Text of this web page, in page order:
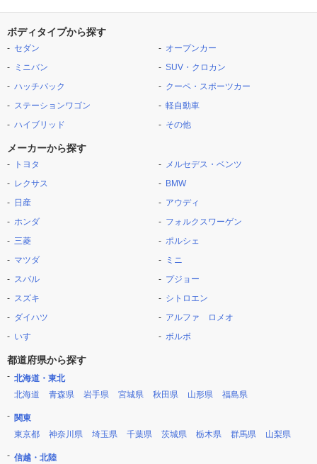
ボディタイプから探す
セダン
ミニバン
ハッチバック
ステーションワゴン
ハイブリッド
オープンカー
SUV・クロカン
クーペ・スポーツカー
軽自動車
その他
メーカーから探す
トヨタ
レクサス
日産
ホンダ
三菱
マツダ
スバル
スズキ
ダイハツ
いすゞ
メルセデス・ベンツ
BMW
アウディ
フォルクスワーゲン
ポルシェ
ミニ
プジョー
シトロエン
アルファ ロメオ
ボルボ
都道府県から探す
北海道・東北
北海道
青森県 岩手県 宮城県 秋田県 山形県 福島県
関東
東京都
神奈川県 埼玉県 千葉県 茨城県 栃木県 群馬県 山梨県
信越・北陸